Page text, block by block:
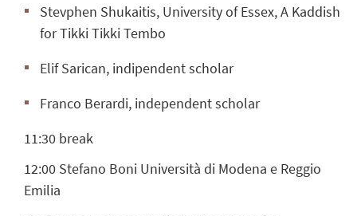
Stevphen Shukaitis, University of Essex, A Kaddish
for Tikki Tikki Tembo
Elif Sarican, indipendent scholar
Franco Berardi, independent scholar
11:30 break
12:00 Stefano Boni Università di Modena e Reggio
Emilia